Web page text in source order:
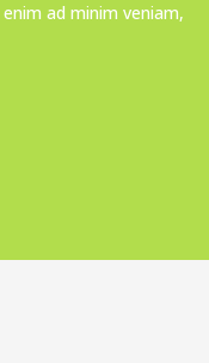
ad minim veniam,